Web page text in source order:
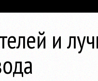
DEUTSCH
и